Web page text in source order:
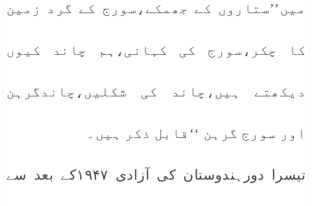
میں’’ستاروں کے جھمکے،سورج کے گرد زمین
کا چکر،سورج کی کہانی،ہم چاند کیوں
دیکھتے ہیں،چاند کی شکلیں،چاندگرہن
اور سورج گرہن ‘‘قابل ذکر ہیں۔
تیسرا دورہندوستان کی آزادی ۱۹۴۷کے بعد سے